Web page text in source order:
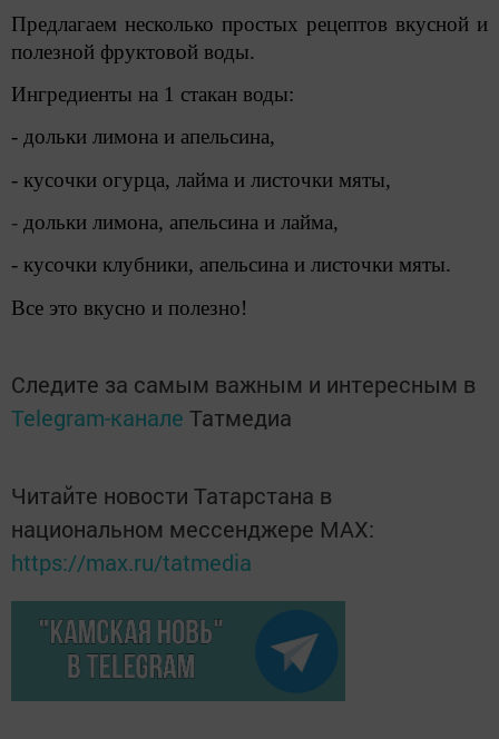
Предлагаем несколько простых рецептов вкусной и
полезной фруктовой воды.
Ингредиенты на 1 стакан воды:
- дольки лимона и апельсина,
- кусочки огурца, лайма и листочки мяты,
- дольки лимона, апельсина и лайма,
- кусочки клубники, апельсина и листочки мяты.
Все это вкусно и полезно!
Следите за самым важным и интересным в
Telegram-канале Татмедиа
Читайте новости Татарстана в
национальном мессенджере MАХ:
https://max.ru/tatmedia